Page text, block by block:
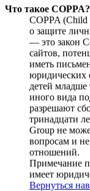
Что такое COPPA?
COPPA (Child
о защите
— это закон
сайтов,
иметь
юридических
детей младше
иного вида
разрешают
тринадцати
Group не
вопросам и
отношений.
Примечание
имеет
Вернуться